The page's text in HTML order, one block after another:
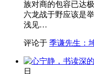
族对商的包容已达
六龙战于野应该是
浅见…
评论于 季谦先生：
日